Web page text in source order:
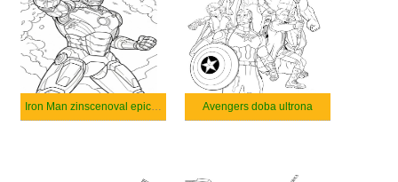
Iron Man zinscenoval epickou explozi. Avengers doba ultrona